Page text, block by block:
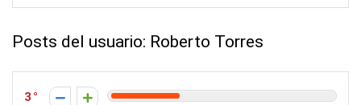
Posts del usuario: Roberto Torres
3